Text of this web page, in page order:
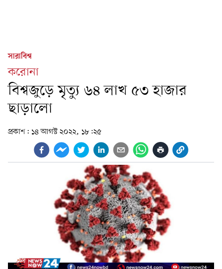
সারাবিশ্ব
করোনা
বিশ্বজুড়ে মৃত্যু ৬৪ লাখ ৫৩ হাজার
ছাড়ালো
প্রকাশ: ১৪ আগস্ট ২০২২, ১৮:২৫